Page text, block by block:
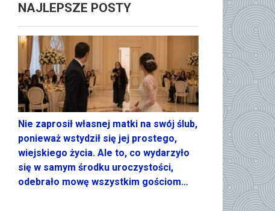
NAJLEPSZE POSTY
Nie zaprosił własnej matki na swój ślub,
ponieważ wstydził się jej prostego,
wiejskiego życia. Ale to, co wydarzyło
się w samym środku uroczystości,
odebrało mowę wszystkim gościom…